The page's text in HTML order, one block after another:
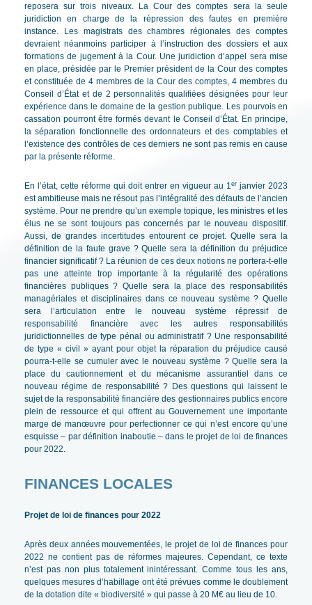
reposera sur trois niveaux. La Cour des comptes sera la seule
juridiction en charge de la répression des fautes en première
instance. Les magistrats des chambres régionales des comptes
devraient néanmoins participer à l’instruction des dossiers et aux
formations de jugement à la Cour. Une juridiction d’appel sera mise
en place, présidée par le Premier président de la Cour des comptes
et constituée de 4 membres de la Cour des comptes, 4 membres du
Conseil d’État et de 2 personnalités qualifiées désignées pour leur
expérience dans le domaine de la gestion publique. Les pourvois en
cassation pourront être formés devant le Conseil d’État. En principe,
la séparation fonctionnelle des ordonnateurs et des comptables et
l’existence des contrôles de ces derniers ne sont pas remis en cause
par la présente réforme.
En l’état, cette réforme qui doit entrer en vigueur au 1er janvier 2023
est ambitieuse mais ne résout pas l’intégralité des défauts de l’ancien
système. Pour ne prendre qu’un exemple topique, les ministres et les
élus ne se sont toujours pas concernés par le nouveau dispositif.
Aussi, de grandes incertitudes entourent ce projet. Quelle sera la
définition de la faute grave ? Quelle sera la définition du préjudice
financier significatif ? La réunion de ces deux notions ne portera-t-elle
pas une atteinte trop importante à la régularité des opérations
financières publiques ? Quelle sera la place des responsabilités
managériales et disciplinaires dans ce nouveau système ? Quelle
sera l’articulation entre le nouveau système répressif de
responsabilité financière avec les autres responsabilités
juridictionnelles de type pénal ou administratif ? Une responsabilité
de type « civil » ayant pour objet la réparation du préjudice causé
pourra-t-elle se cumuler avec le nouveau système ? Quelle sera la
place du cautionnement et du mécanisme assurantiel dans ce
nouveau régime de responsabilité ? Des questions qui laissent le
sujet de la responsabilité financière des gestionnaires publics encore
plein de ressource et qui offrent au Gouvernement une importante
marge de manœuvre pour perfectionner ce qui n’est encore qu’une
esquisse – par définition inaboutie – dans le projet de loi de finances
pour 2022.
FINANCES LOCALES
Projet de loi de finances pour 2022
Après deux années mouvementées, le projet de loi de finances pour
2022 ne contient pas de réformes majeures. Cependant, ce texte
n’est pas non plus totalement inintéressant. Comme tous les ans,
quelques mesures d’habillage ont été prévues comme le doublement
de la dotation dite « biodiversité » qui passe à 20 M€ au lieu de 10.